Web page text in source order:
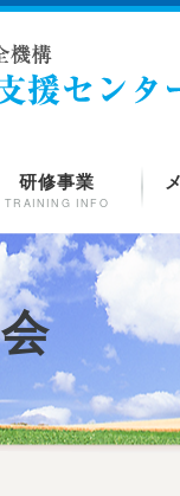
研修事業
TRAINING INFO